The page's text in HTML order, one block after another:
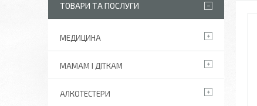
ТОВАРИ ТА ПОСЛУГИ
МЕДИЦИНА
МАМАМ І ДІТКАМ
АЛКОТЕСТЕРИ